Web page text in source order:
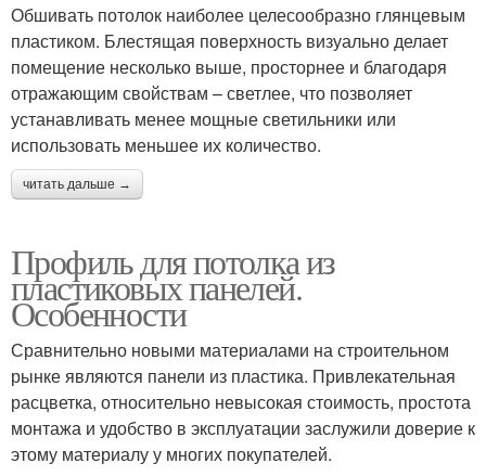
Обшивать потолок наиболее целесообразно глянцевым
пластиком. Блестящая поверхность визуально делает
помещение несколько выше, просторнее и благодаря
отражающим свойствам – светлее, что позволяет
устанавливать менее мощные светильники или
использовать меньшее их количество.
читать дальше →
Профиль для потолка из
пластиковых панелей.
Особенности
Сравнительно новыми материалами на строительном
рынке являются панели из пластика. Привлекательная
расцветка, относительно невысокая стоимость, простота
монтажа и удобство в эксплуатации заслужили доверие к
этому материалу у многих покупателей.